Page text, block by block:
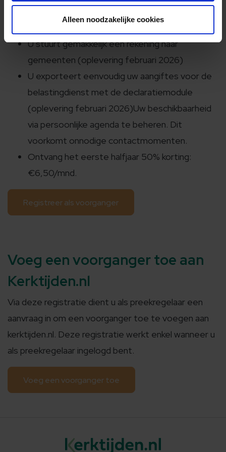
Alleen noodzakelijke cookies
U stuurt gemakkelijk een rekening naar
gemeenten (oplevering februari 2026)
U exporteert eenvoudig uw aangiftes voor de
belastingdienst met de declaratiemodule
(oplevering februari 2026)Uw beschikbaarheid
via persoonlijke agenda te beheren. Dit
voorkomt onnodige contactmomenten.
Ontvang het eerste halfjaar 50% korting:
€6,50/mnd.
Registreer als voorganger
Voeg een voorganger toe aan
Kerktijden.nl
Via deze registratie dient u als preekregelaar een
aanvraag in om een voorganger toe te voegen aan
kerktijden.nl. Deze registratie werkt enkel wanneer u
als preekregelaar ingelogd bent.
Voeg een voorganger toe